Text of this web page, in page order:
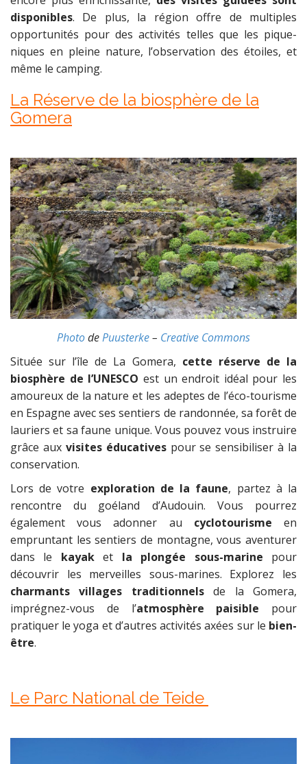
disponibles. De plus, la région offre de multiples
opportunités pour des activités telles que les pique-
niques en pleine nature, l’observation des étoiles, et
même le camping.
La Réserve de la biosphère de la
Gomera
PhotodePuusterke– Creative Commons
Située sur l’île de La Gomera, cette réserve de la
biosphère de l’UNESCO est un endroit idéal pour les
amoureux de la nature et les adeptes de l’éco-tourisme
en Espagne avec ses sentiers de randonnée, sa forêt de
lauriers et sa faune unique. Vous pouvez vous instruire
grâce aux visites éducativespour se sensibiliser à la
conservation.
Lors de votre exploration de la faune, partez à la
rencontre du goéland d’Audouin. Vous pourrez
également vous adonner au cyclotourisme en
empruntant les sentiers de montagne, vous aventurer
dans le kayaket la plongée sous-marine pour
découvrir les merveilles sous-marines. Explorez les
charmants villages traditionnelsde la Gomera,
imprégnez-vous de l’atmosphère paisible pour
pratiquer le yoga et d’autres activités axées sur le bien-
être.
Le Parc National de Teide